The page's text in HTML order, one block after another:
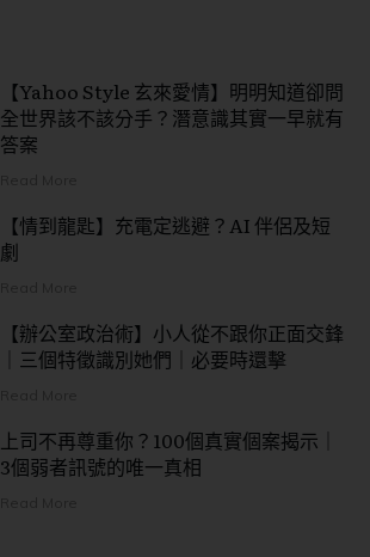
【Yahoo Style 玄來愛情】明明知道卻問
全世界該不該分手？潛意識其實一早就有
答案
【情到龍匙】充電定逃避？AI 伴侶及短
劇
【辦公室政治術】小人從不跟你正面交鋒
｜三個特徵識別她們｜必要時還擊
上司不再尊重你？100個真實個案揭示｜
3個弱者訊號的唯一真相